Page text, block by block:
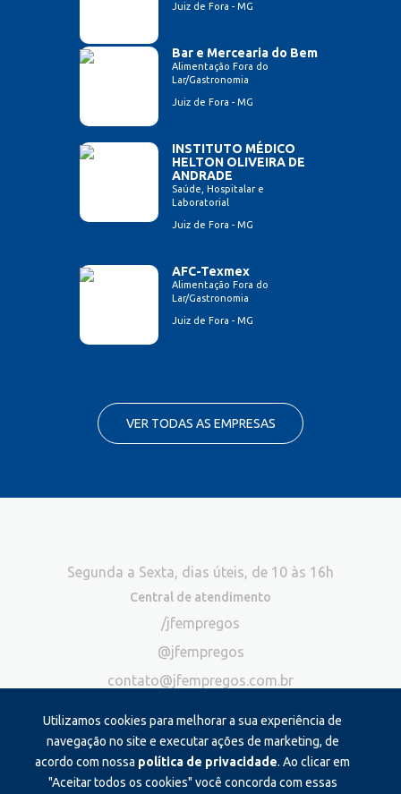
Juiz de Fora - MG
Bar e Mercearia do Bem
Alimentação Fora do
Lar/Gastronomia
Juiz de Fora - MG
INSTITUTO MÉDICO
HELTON OLIVEIRA DE
ANDRADE
Saúde, Hospitalar e
Laboratorial
Juiz de Fora - MG
AFC-Texmex
Alimentação Fora do
Lar/Gastronomia
Juiz de Fora - MG
VER TODAS AS EMPRESAS
Utilizamos cookies para melhorar a sua experiência de
navegação no site e executar ações de marketing, de
acordo com nossa política de privacidade. Ao clicar em
"Aceitar todos os cookies" você concorda com essas
Segunda a Sexta, dias úteis, de 10 às 16h
Central de atendimento
/jfempregos
@jfempregos
contato@jfempregos.com.br
Publicidade
*Exclusivo para atendimento via chat. Não atendemos ligações neste
canal